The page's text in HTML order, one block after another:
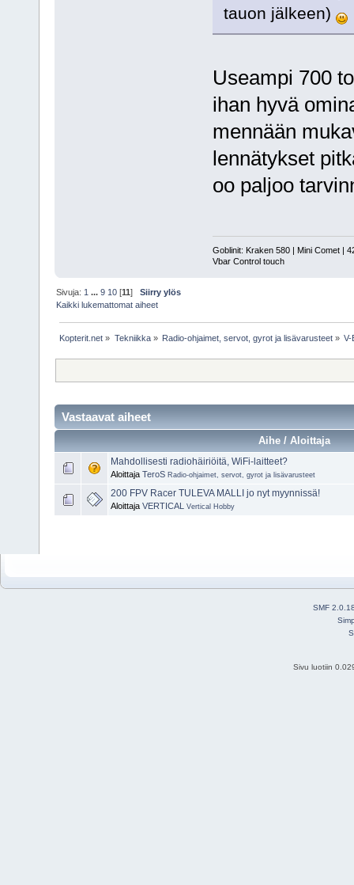
tauon jälkeen)
Useampi 700
ihan hyvä
mennään
lennätykset
oo paljoo
Goblinit: Kraken 580 | Mini Comet |
Vbar Control touch
Sivuja: 1 ...9 10 [11]Siirry ylös
Kaikki lukemattomat aiheet
Kopterit.net » Tekniikka» Radio-ohjaimet, servot, gyrot ja lisävarusteet» V-
Vastaavat aiheet
Aihe / Aloittaja
Mahdollisesti radiohäiriöitä, WiFi-laitteet?
Aloittaja TeroS Radio-ohjaimet, servot, gyrot ja lisävarusteet
200 FPV Racer TULEVA MALLI jo nyt myynnissä!
Aloittaja VERTICAL Vertical Hobby
SMF
Sivu luotiin